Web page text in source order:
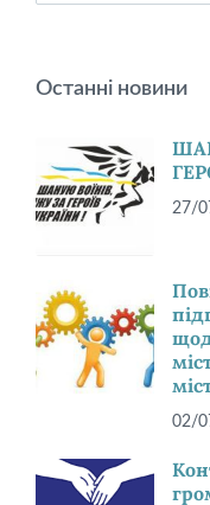
Останні новини
27/
02/